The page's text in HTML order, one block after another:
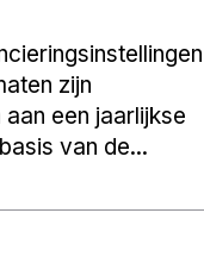
zijn
een jaarlijkse
van de...